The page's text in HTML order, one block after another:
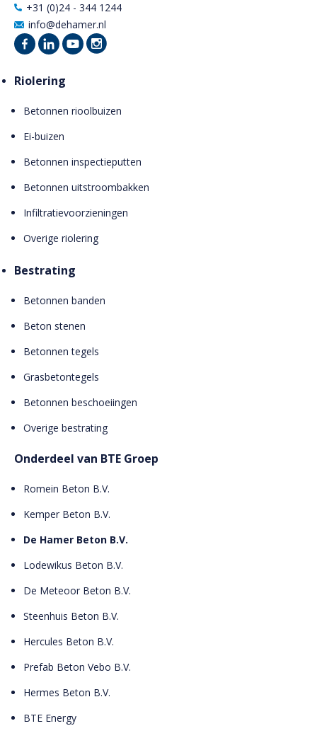
+31 (0)24 - 344 1244
info@dehamer.nl
Riolering
Betonnen rioolbuizen
Ei-buizen
Betonnen inspectieputten
Betonnen uitstroombakken
Infiltratievoorzieningen
Overige riolering
Bestrating
Betonnen banden
Beton stenen
Betonnen tegels
Grasbetontegels
Betonnen beschoeiingen
Overige bestrating
Onderdeel van BTE Groep
Romein Beton B.V.
Kemper Beton B.V.
De Hamer Beton B.V.
Lodewikus Beton B.V.
De Meteoor Beton B.V.
Steenhuis Beton B.V.
Hercules Beton B.V.
Prefab Beton Vebo B.V.
Hermes Beton B.V.
BTE Energy